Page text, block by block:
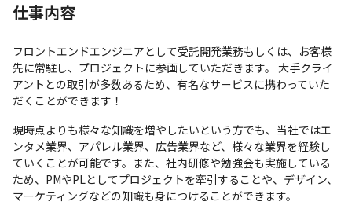
仕事内容
フロントエンドエンジニアとして受託開発業務もしくは、お客様
先に常駐し、プロジェクトに参画していただきます。 大手クライ
アントとの取引が多数あるため、有名なサービスに携わっていた
だくことができます！
現時点よりも様々な知識を増やしたいという方でも、当社ではエ
ンタメ業界、アパレル業界、広告業界など、様々な業界を経験し
ていくことが可能です。また、社内研修や勉強会も実施している
ため、PMやPLとしてプロジェクトを牽引することや、デザイン、
マーケティングなどの知識も身につけることができます。